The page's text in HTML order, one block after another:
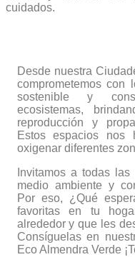
cuidados.
Desde nuestra
comprometemos con
sostenible y
ecosistemas,
reproducción y
Estos espacios nos
oxigenar diferentes
Invitamos a todas
medio ambiente y
Por eso, ¿Qué
favoritas en tu
alrededor y que les
Consíguelas en
Eco Almendra Verde